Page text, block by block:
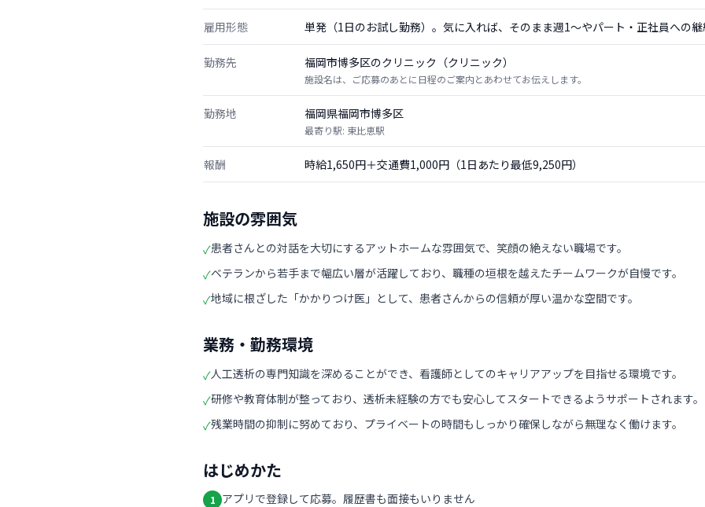
雇用形態 単発（1日のお試し勤務）。気に入れば、そのまま週1〜やパート・正社員への継
勤務先 福岡市博多区のクリニック（クリニック）
施設名は、ご応募のあとに日程のご案内とあわせてお伝えします。
勤務地 福岡県福岡市博多区
最寄り駅: 東比恵駅
報酬 時給1,650円＋交通費1,000円（1日あたり最低9,250円）
施設の雰囲気
✓患者さんとの対話を大切にするアットホームな雰囲気で、笑顔の絶えない職場です。
✓ベテランから若手まで幅広い層が活躍しており、職種の垣根を越えたチームワークが自慢です。
✓地域に根ざした「かかりつけ医」として、患者さんからの信頼が厚い温かな空間です。
業務・勤務環境
✓人工透析の専門知識を深めることができ、看護師としてのキャリアアップを目指せる環境です。
✓研修や教育体制が整っており、透析未経験の方でも安心してスタートできるようサポートされます。
✓残業時間の抑制に努めており、プライベートの時間もしっかり確保しながら無理なく働けます。
はじめかた
1 アプリで登録して応募。履歴書も面接もいりません